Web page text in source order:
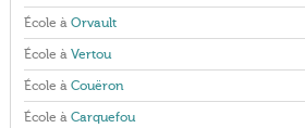
École à Orvault
École à Vertou
École à Couëron
École à Carquefou